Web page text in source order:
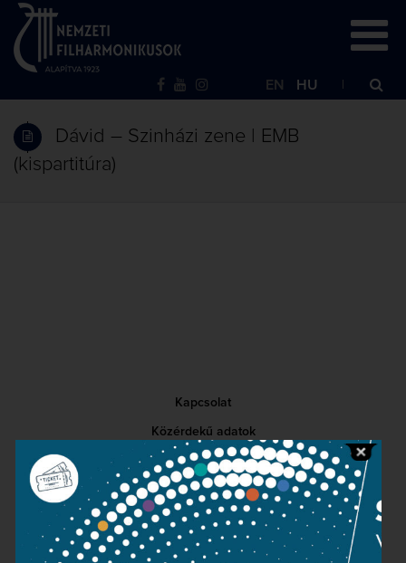
EN HU
Dávid – Szinházi zene | EMB
(kispartitúra)
Kapcsolat
Közérdekű adatok
Sajtószoba
Adatvédelem
Impresszum